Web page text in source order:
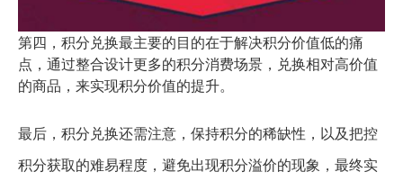
第四，积分兑换最主要的目的在于解决积分价值低的痛
点，通过整合设计更多的积分消费场景，兑换相对高价值
的商品，来实现积分价值的提升。
最后，积分兑换还需注意，保持积分的稀缺性，以及把控
积分获取的难易程度，避免出现积分溢价的现象，最终实